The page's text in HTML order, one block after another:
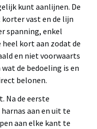
kunt aanlijnen. De
vast en de lijn
spanning, enkel
kort aan zodat de
en niet voorwaarts
de bedoeling is en
belonen.
Na de eerste
aan en uit te
aan elke kant te